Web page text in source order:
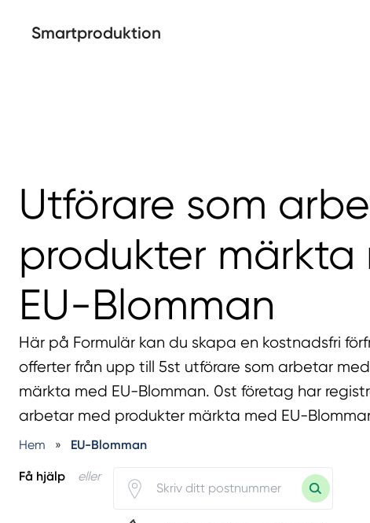
Smartproduktion
Utförare som
produkter märkta
EU-Blomman
Här på Formulär kan du skapa en kostnadsfri
offerter från upp till 5st utförare som arbetar
märkta med EU-Blomman. 0st företag har
arbetar med produkter märkta med EU-
Hem » EU-Blomman
Få hjälp eller